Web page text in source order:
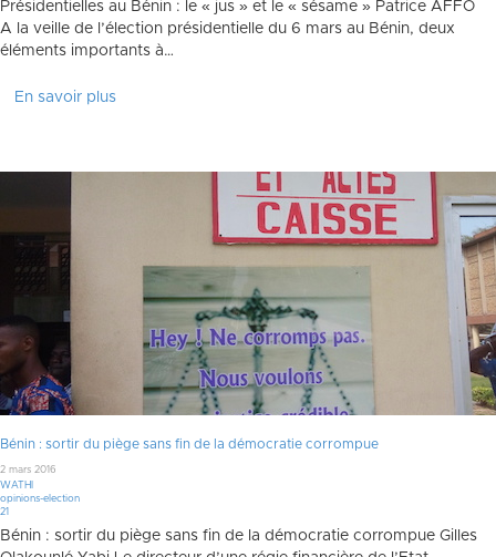
Présidentielles au Bénin : le « jus » et le « sésame » Patrice AFFO
A la veille de l’élection présidentielle du 6 mars au Bénin, deux
éléments importants à…
En savoir plus
Bénin : sortir du piège sans fin de la démocratie corrompue
2 mars 2016
WATHI
opinions-election
21
Bénin : sortir du piège sans fin de la démocratie corrompue Gilles